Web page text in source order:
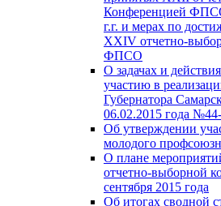
Конференцией
г.г. и мерах по
XXIV отчетно-
ФПСО
О задачах и
участию в
Губернатора
06.02.2015 года
Об утверждении
молодого
О плане
отчетно-выборной
сентября 2015 года
Об итогах сводной